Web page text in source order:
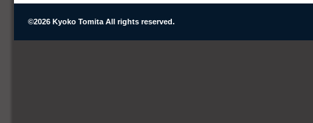
©2026 Kyoko Tomita All rights reserved.